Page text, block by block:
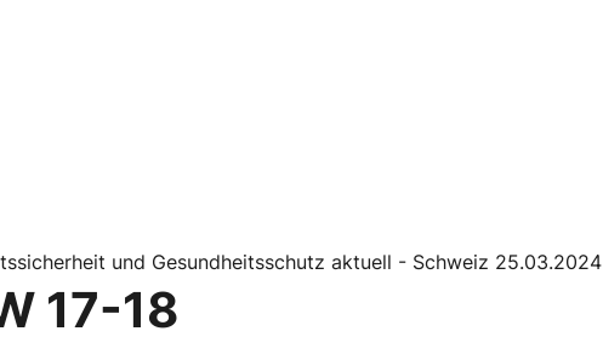
und Gesundheitsschutz aktuell - Schweiz 25.03.2024
17-18